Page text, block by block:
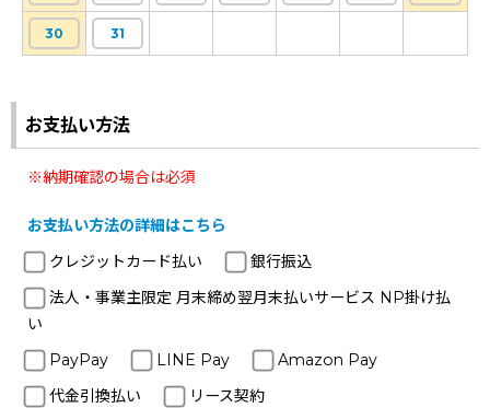
30 31
お支払い方法
※納期確認の場合は必須
お支払い方法の詳細はこちら
クレジットカード払い
銀行振込
法人・事業主限定 月末締め翌月末払いサービス NP掛け払
い
PayPay
LINE Pay
Amazon Pay
代金引換払い
リース契約